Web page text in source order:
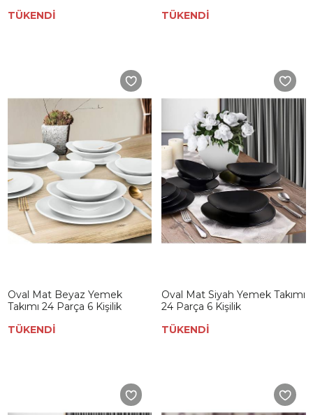
TÜKENDİ
TÜKENDİ
Oval Mat Beyaz Yemek
Takımı 24 Parça 6 Kişilik
TÜKENDİ
Oval Mat Siyah Yemek Takımı
24 Parça 6 Kişilik
TÜKENDİ